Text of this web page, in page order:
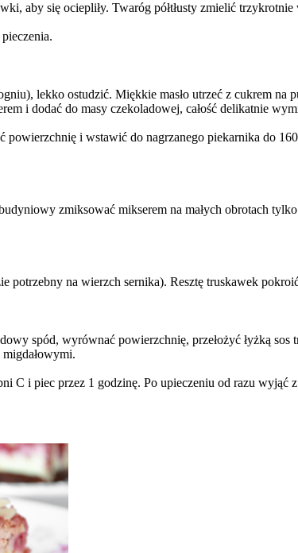
aby się ociepliły. Twaróg półtłusty zmielić trzykrotnie
lekko ostudzić. Miękkie masło utrzeć z cukrem
i dodać do masy czekoladowej, całość delikatnie
i wstawić do nagrzanego piekarnika do
zmiksować mikserem na małych obrotach
potrzebny na wierzch sernika). Resztę truskawek
spód, wyrównać powierzchnię, przełożyć łyżką
C i piec przez 1 godzinę. Po upieczeniu od razu